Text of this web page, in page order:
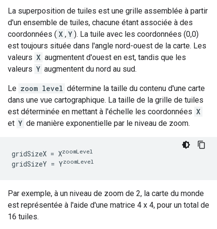
La superposition de tuiles est une grille assemblée à partir
d'un ensemble de tuiles, chacune étant associée à des
coordonnées ( X , Y ). La tuile avec les coordonnées (0,0)
est toujours située dans l'angle nord-ouest de la carte. Les
valeurs X augmentent d'ouest en est, tandis que les
valeurs Y augmentent du nord au sud.
Le zoom level détermine la taille du contenu d'une carte
dans une vue cartographique. La taille de la grille de tuiles
est déterminée en mettant à l'échelle les coordonnées X
et Y de manière exponentielle par le niveau de zoom.
gridSizeX = XzoomLevel
gridSizeY = YzoomLevel
Par exemple, à un niveau de zoom de 2, la carte du monde
est représentée à l'aide d'une matrice 4 x 4, pour un total de
16 tuiles.